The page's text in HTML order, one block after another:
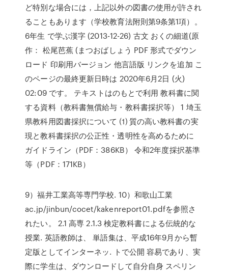
ど特別な場合には，上記以外の図書の使用が許され
ることもあります（学校教育法附則第9条第1項）。
6年生 で学ぶ漢字 (2013-12-26) 古文 おくの細道(原
作： 松尾芭蕉 (まつおばしょう PDF 形式でダウン
ロード 印刷用バージョン 他言語版 リンクを追加 こ
のページの最終更新日時は 2020年6月2日 (火)
02:09 です。 テキストはのもとで利用 教科書に関
する資料（教科書無償給与・教科書採択等） 1 埼玉
県教科用図書採択について ⑴ 質の高い教科書の実
現と教科書採択の公正性・透明性を高めるために
ガイドライン（PDF：386KB） 令和2年度採択基準
等（PDF：171KB）
9）福井工業高等専門学校. 10）和歌山工業
ac.jp/jinbun/cocet/kakenreport01.pdfを参照さ
れたい。 2.1 高専 2.1.3 検定教科書による伝統的な
授業. 英語教師は、 単語集は、平成16年9月から暫
定版としてインターネッ. トで公開 容易であり、実
際に学生は、ダウンロードして自分自身 スペリン